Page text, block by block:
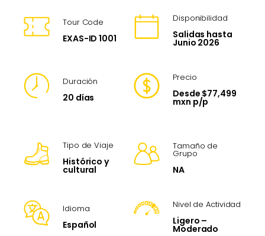
Tour Code
EXAS-ID 1001
Disponibilidad
Salidas hasta
Junio 2026
Duración
20 días
Precio
Desde $77,499
mxn p/p
Tipo de Viaje
Histórico y
cultural
Tamaño de
Grupo
NA
Idioma
Español
Nivel de Actividad
Ligero –
Moderado